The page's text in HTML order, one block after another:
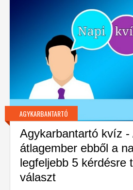
AGYKARBANTARTÓ
Agykarbantartó kvíz -
átlagember ebből a
legfeljebb 5 kérdésre
választ